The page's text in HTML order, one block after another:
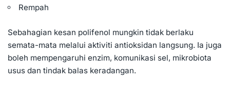
Rempah
Sebahagian kesan polifenol mungkin tidak berlaku
semata-mata melalui aktiviti antioksidan langsung. Ia juga
boleh mempengaruhi enzim, komunikasi sel, mikrobiota
usus dan tindak balas keradangan.